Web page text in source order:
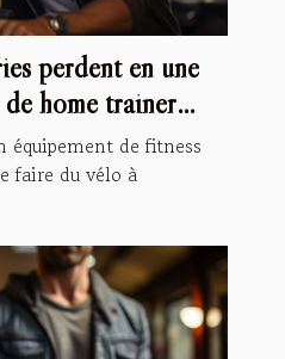
perdent en une
home trainer
équipement de fitness
faire du vélo à